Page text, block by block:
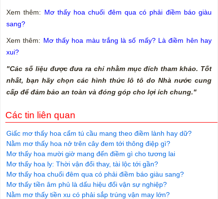
Xem thêm: Mơ thấy hoa chuối đêm qua có phải điềm báo giàu
sang?
Xem thêm: Mơ thấy hoa màu trắng là số mấy? Là điềm hên hay
xui?
"Các số liệu được đưa ra chỉ nhằm mục đích tham khảo. Tốt
nhất, bạn hãy chọn các hình thức lô tô do Nhà nước cung
cấp để đảm bảo an toàn và đóng góp cho lợi ích chung."
Các tin liên quan
Giấc mơ thấy hoa cẩm tú cầu mang theo điềm lành hay dữ?
Nằm mơ thấy hoa nở trên cây đem tới thông điệp gì?
Mơ thấy hoa mười giờ mang đến điềm gì cho tương lai
Mơ thấy hoa ly: Thời vận đổi thay, tài lộc tới gần?
Mơ thấy hoa chuối đêm qua có phải điềm báo giàu sang?
Mơ thấy tiền âm phủ là dấu hiệu đổi vận sự nghiệp?
Nằm mơ thấy tiền xu có phải sắp trúng vận may lớn?